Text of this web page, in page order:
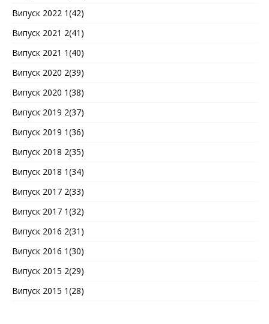
Випуск 2022 1(42)
Випуск 2021 2(41)
Випуск 2021 1(40)
Випуск 2020 2(39)
Випуск 2020 1(38)
Випуск 2019 2(37)
Випуск 2019 1(36)
Випуск 2018 2(35)
Випуск 2018 1(34)
Випуск 2017 2(33)
Випуск 2017 1(32)
Випуск 2016 2(31)
Випуск 2016 1(30)
Випуск 2015 2(29)
Випуск 2015 1(28)